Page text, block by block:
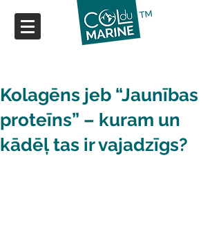
Kolagēns jeb “Jaunības
proteīns” – kuram un
kādēļ tas ir vajadzīgs?